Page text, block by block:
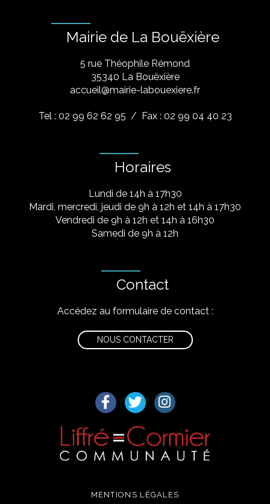
Mairie de La Bouëxière
5 rue Théophile Rémond
​35340 La Bouëxière
accueil@mairie-labouexiere.fr
Tel : 02 99 62 62 95 / Fax : 02 99 04 40 23
Horaires
Lundi de 14h à 17h30
Mardi, mercredi, jeudi de 9h à 12h et 14h à 17h30
Vendredi de 9h à 12h et 14h à 16h30
Samedi de 9h à 12h
Contact
Accédez au formulaire de contact :
NOUS CONTACTER
Lien vers le compte Facebook
Lien vers le compte Twitter
Lien vers le compte
MENTIONS LÉGALES